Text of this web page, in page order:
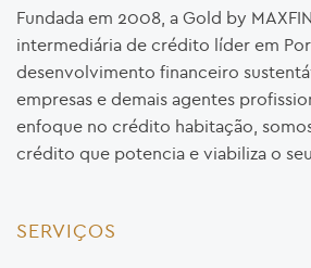
Fundada em 2008, a Gold by
intermediária de crédito líder em
desenvolvimento financeiro
empresas e demais agentes
enfoque no crédito habitação,
crédito que potencia e viabiliza o
SERVIÇOS